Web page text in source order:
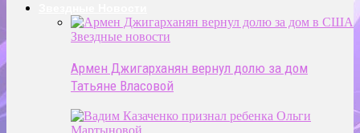
Звездные новости
Армен Джигарханян вернул долю за дом
Татьяне Власовой